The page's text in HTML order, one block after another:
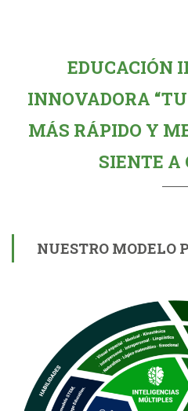
EDUCACIÓN
INNOVADORA
MÁS RÁPIDO Y
SIENTE A
NUESTRO MODELO